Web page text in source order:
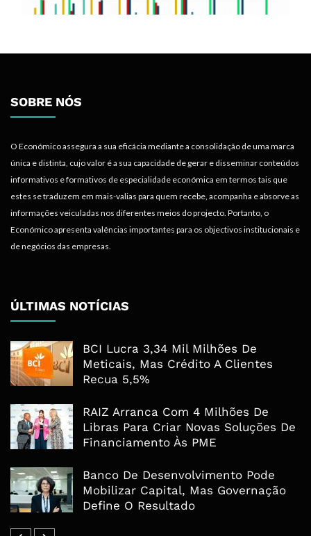
SOBRE NÓS
O Económico assegura a sua eficácia mediante a consolidação de uma marca
única e distinta, cujo valor é a sua capacidade de gerar e disseminar conteúdos
informativos e formativos de especialidade económica em termos tais que
estes se traduzem em mais-valias para quem recebe, acompanha e absorve as
informações veiculadas nos diferentes meios do projecto. Portanto, o
Económico apresenta valências importantes para os objectivos institucionais e
de negócios das empresas.
ÚLTIMAS NOTÍCIAS
BCI Lucra 3,34 Mil Milhões De
Meticais, Mas Crédito A Clientes
Recua 5,5%
RAIZ Arranca Com 4 Milhões De
Libras Para Criar Novas Soluções De
Financiamento Às PME
Banco De Desenvolvimento Pode
Mobilizar Capital, Mas Governação
Define O Resultado